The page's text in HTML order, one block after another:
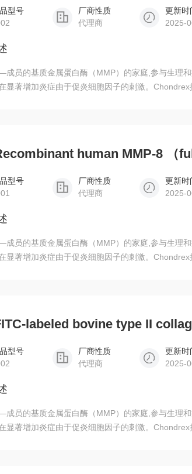
型号
厂商性质
代理商
更新时
2025-
员的基质金属蛋白酶（MMP）的家庭,参与生理
显著增加炎症由于促炎细胞因子的刺激。Chondrex
型号
厂商性质
代理商
更新时
2025-
员的基质金属蛋白酶（MMP）的家庭,参与生理
显著增加炎症由于促炎细胞因子的刺激。Chondrex
labeled bovine type II
型号
厂商性质
代理商
更新时
2025-
员的基质金属蛋白酶（MMP）的家庭,参与生理
显著增加炎症由于促炎细胞因子的刺激。Chondrex